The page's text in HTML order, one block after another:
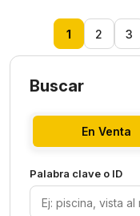
1 2 3
Buscar
En Venta
Palabra clave o ID